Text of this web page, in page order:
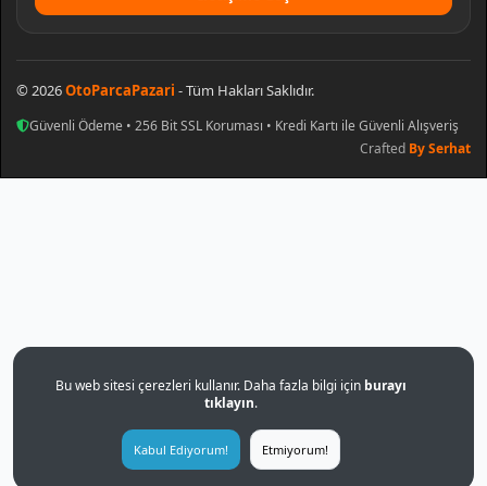
© 2026OtoParcaPazari - Tüm Hakları Saklıdır.
Güvenli Ödeme • 256 Bit SSL Koruması • Kredi Kartı ile Güvenli Alışveriş
Crafted By Serhat
Bu web sitesi çerezleri kullanır. Daha fazla bilgi için burayı
tıklayın.
Kabul Ediyorum! Etmiyorum!